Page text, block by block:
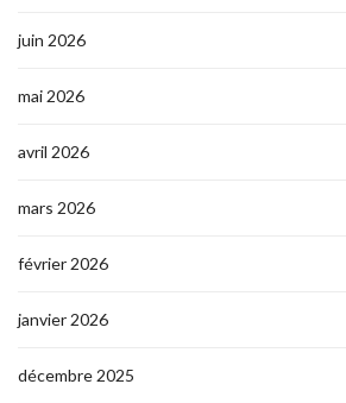
juin 2026
mai 2026
avril 2026
mars 2026
février 2026
janvier 2026
décembre 2025